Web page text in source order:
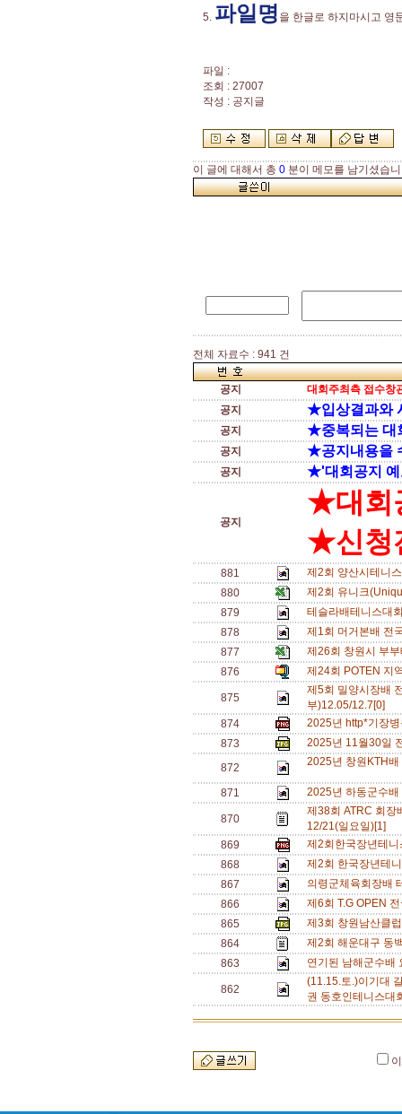
5. 파일명 을 한글로 하지마시고 영
파일 :
조회 : 27007
작성 : 공지글
이 글에 대해서 총 0 분이 메모를 남기셨습
전체 자료수 : 941 건
공지
대회주최측 접수창
공지
★입상결과와
공지 ★중복되는 대
공지 ★공지내용을
공지 ★'대회공지 예
공지
★대회
★신청
881
제2회 양산시테니
880
제2회 유니크
879
테슬라배테니스대
878
제1회 머거본배 전
877
제26회 창원시 부
876
제24회 POTEN 지
875
제5회 밀양시장배
부)12.05/12.7[0]
874
2025년 http*기장
873
2025년 11월30일
872
2025년 창원KTH
871 2025년 하동군수
870
제38회 ATRC 회장
12/21(일요일)[1]
869
제2회한국장년테
868
제2회 한국장년테
867
의령군체육회장배
866
제6회 T.G OPEN
865
제3회 창원남산클
864
제2회 해운대구 동
863
연기된 남해군수
862
(11.15.토.)이기대
권 동호인테니스